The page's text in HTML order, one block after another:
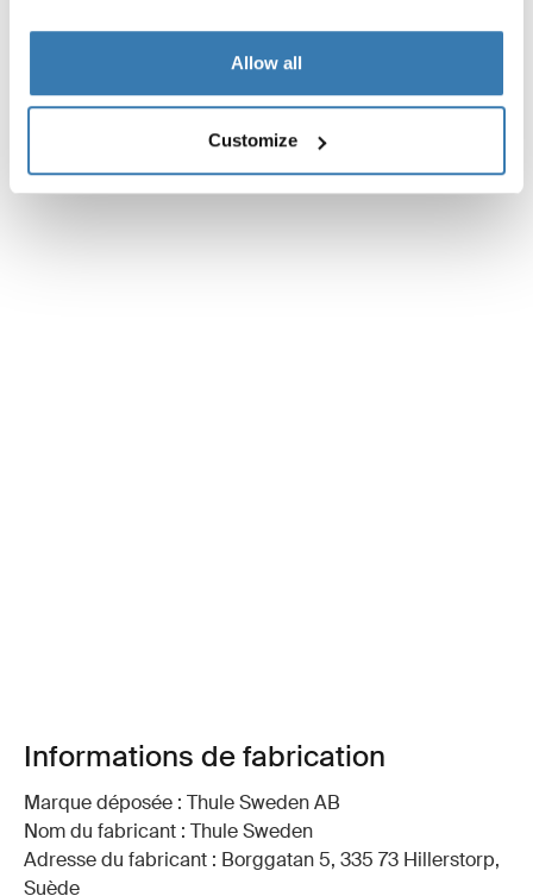
Allow all
Customize
Informations de fabrication
Marque déposée : Thule Sweden AB
Nom du fabricant : Thule Sweden
Adresse du fabricant : Borggatan 5, 335 73 Hillerstorp,
Suède